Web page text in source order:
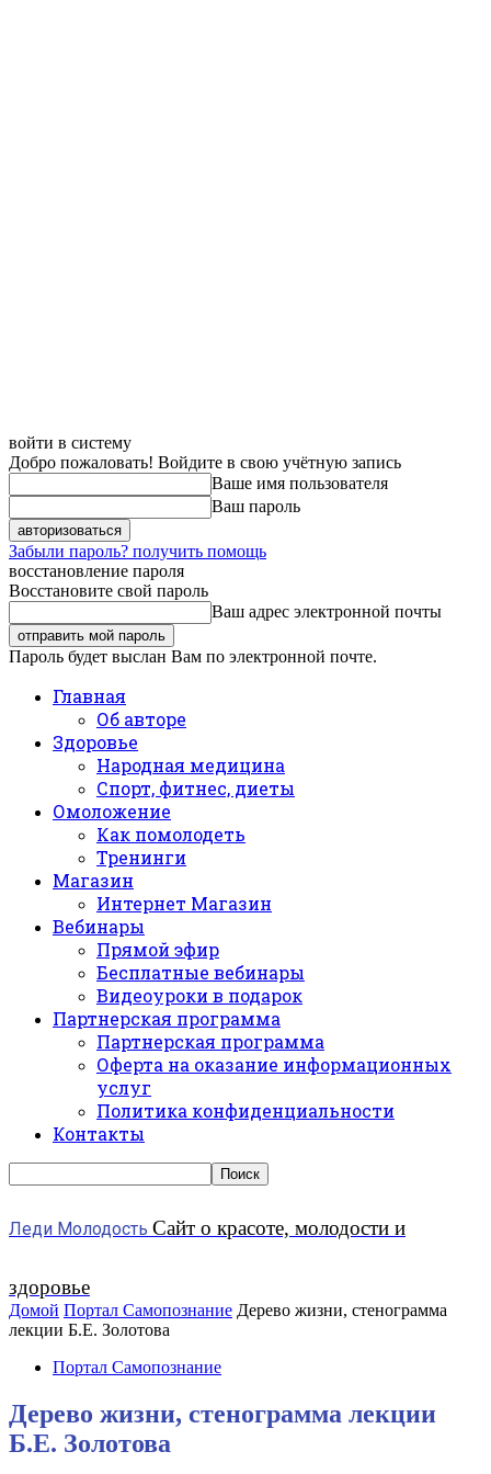
войти в систему
Добро пожаловать! Войдите в свою учётную запись
Ваше имя пользователя
Ваш пароль
Забыли пароль? получить помощь
восстановление пароля
Восстановите свой пароль
Ваш адрес электронной почты
Пароль будет выслан Вам по электронной почте.
Главная
Об авторе
Здоровье
Народная медицина
Спорт, фитнес, диеты
Омоложение
Как помолодеть
Тренинги
Магазин
Интернет Магазин
Вебинары
Прямой эфир
Бесплатные вебинары
Видеоуроки в подарок
Партнерская программа
Партнерская программа
Оферта на оказание информационных
услуг
Политика конфиденциальности
Контакты
Леди Молодость Сайт о красоте, молодости и
здоровье
Домой Портал Самопознание Дерево жизни, стенограмма
лекции Б.Е. Золотова
Портал Самопознание
Дерево жизни, стенограмма лекции
Б.Е. Золотова